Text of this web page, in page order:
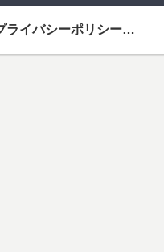
プライバシーポリシー・免責事項